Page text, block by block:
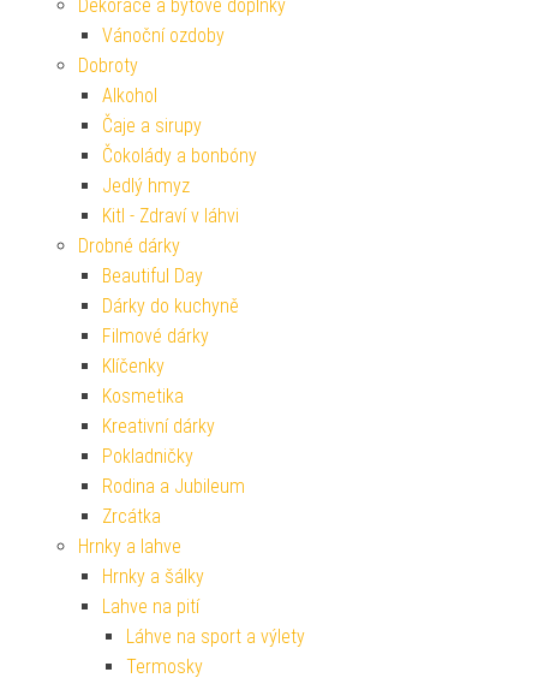
Dekorace a bytové doplňky
Vánoční ozdoby
Dobroty
Alkohol
Čaje a sirupy
Čokolády a bonbóny
Jedlý hmyz
Kitl - Zdraví v láhvi
Drobné dárky
Beautiful Day
Dárky do kuchyně
Filmové dárky
Klíčenky
Kosmetika
Kreativní dárky
Pokladničky
Rodina a Jubileum
Zrcátka
Hrnky a lahve
Hrnky a šálky
Lahve na pití
Láhve na sport a výlety
Termosky